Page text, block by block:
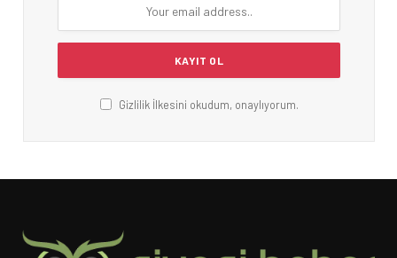
Gizlilik İlkesini okudum, onaylıyorum.